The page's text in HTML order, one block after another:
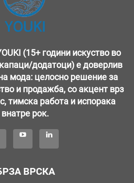
(15+ години искуство во
додатоци) е доверлив
мода: целосно решение за
и продажба, со акцент врз
тимска работа и испорака
внатре рок.
ВРСКА